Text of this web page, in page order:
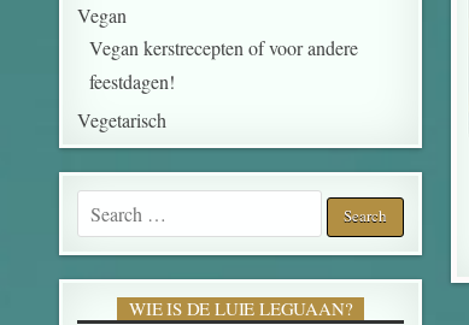
Vegan
Vegan kerstrecepten of voor andere
feestdagen!
Vegetarisch
Search for:
WIE IS DE LUIE LEGUAAN?